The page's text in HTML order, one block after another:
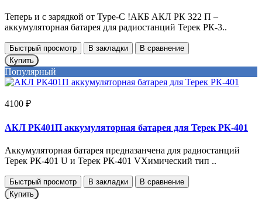
Теперь и с зарядкой от Type-C !АКБ АКЛ РК 322 П –
аккумуляторная батарея для радиостанций Терек РК-3..
Быстрый просмотр В закладки
В сравнение
Купить
Популярный
4100 ₽
АКЛ РК401П аккумуляторная батарея для Терек РК-401
Аккумуляторная батарея предназанчена для радиостанций
Терек РК-401 U и Терек РК-401 VХимический тип ..
Быстрый просмотр В закладки
В сравнение
Купить